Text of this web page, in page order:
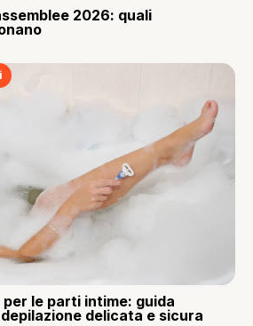
2026: quali
le parti intime: guida
delicata e sicura